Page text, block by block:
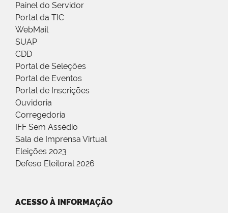
Painel do Servidor
Portal da TIC
WebMail
SUAP
CDD
Portal de Seleções
Portal de Eventos
Portal de Inscrições
Ouvidoria
Corregedoria
IFF Sem Assédio
Sala de Imprensa Virtual
Eleições 2023
Defeso Eleitoral 2026
ACESSO À INFORMAÇÃO